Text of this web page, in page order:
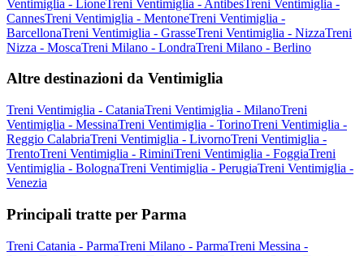
Ventimiglia - LioneTreni Ventimiglia - AntibesTreni Ventimiglia -
CannesTreni Ventimiglia - MentoneTreni Ventimiglia -
BarcellonaTreni Ventimiglia - GrasseTreni Ventimiglia - NizzaTreni
Nizza - MoscaTreni Milano - LondraTreni Milano - Berlino
Altre destinazioni da Ventimiglia
Treni Ventimiglia - CataniaTreni Ventimiglia - MilanoTreni
Ventimiglia - MessinaTreni Ventimiglia - TorinoTreni Ventimiglia -
Reggio CalabriaTreni Ventimiglia - LivornoTreni Ventimiglia -
TrentoTreni Ventimiglia - RiminiTreni Ventimiglia - FoggiaTreni
Ventimiglia - BolognaTreni Ventimiglia - PerugiaTreni Ventimiglia -
Venezia
Principali tratte per Parma
Treni Catania - ParmaTreni Milano - ParmaTreni Messina -